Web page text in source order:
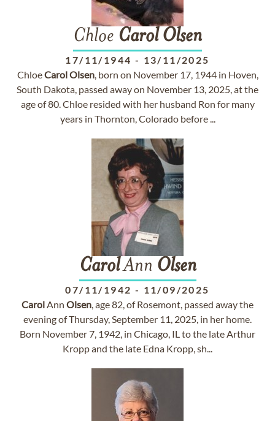
Chloe Carol Olsen
17/11/1944 - 13/11/2025
ChloeCarolOlsen, born on November 17, 1944 in Hoven,
South Dakota, passed away on November 13, 2025, at the
age of 80. Chloe resided with her husband Ron for many
years in Thornton, Colorado before ...
CarolAnn Olsen
07/11/1942 - 11/09/2025
CarolAnn Olsen, age 82, of Rosemont, passed away the
evening of Thursday, September 11, 2025, in her home.
Born November 7, 1942, in Chicago, IL to the late Arthur
Kropp and the late Edna Kropp, sh...